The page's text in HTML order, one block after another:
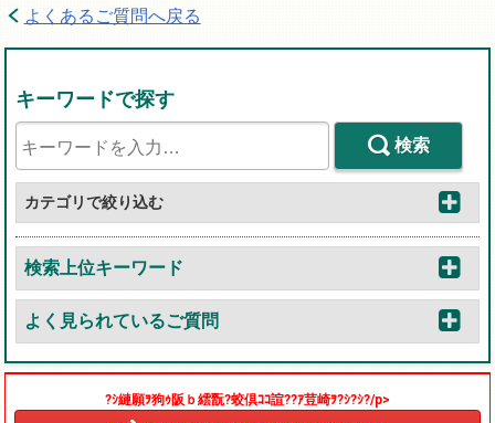
よくあるご質問へ戻る
キーワードで探す
検索
カテゴリで絞り込む
検索上位キーワード
よく見られているご質問
?ｼ縺願ｦ狗ｩ阪ｂ繧翫?蛟倶ｺｺ諠??ｱ荳崎ｦ?ｼ?ｼ?/p>